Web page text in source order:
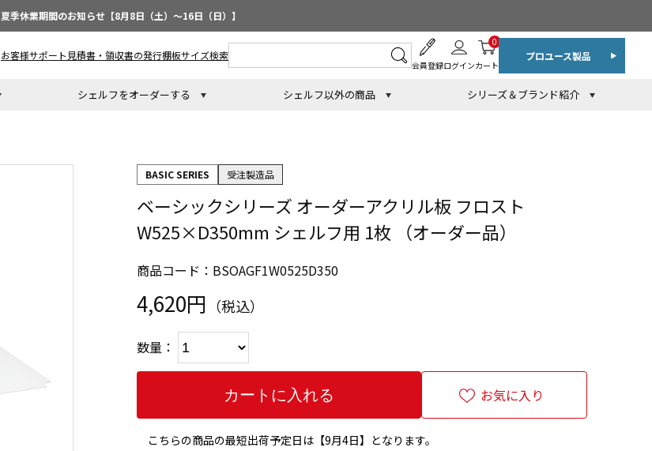
夏季休業期間のお知らせ【8月8日（土）～16日（日）】
お客様サポート 見積書・領収書の発行棚板サイズ検索
会員登録ログインカート
0
プロユース製品
シェルフをオーダーする シェルフ以外の商品 シリーズ＆ブランド紹介
BASIC SERIES 受注製造品
ベーシックシリーズ オーダーアクリル板 フロスト
W525×D350mm シェルフ用 1枚 （オーダー品）
商品コード：BSOAGF1W0525D350
4,620円 （税込）
数量：
お気に入り
こちらの商品の最短出荷予定日は【9月4日】となります。